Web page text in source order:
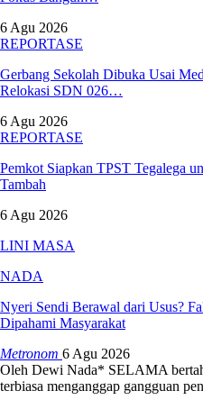
6 Agu 2026
REPORTASE
Gerbang Sekolah Dibuka Usai
Relokasi SDN 026…
6 Agu 2026
REPORTASE
Pemkot Siapkan TPST Tegalega
Tambah
6 Agu 2026
LINI MASA
NADA
Nyeri Sendi Berawal dari Usus?
Dipahami Masyarakat
Metronom 6 Agu 2026
Oleh Dewi Nada* SELAMA
terbiasa menganggap gangguan